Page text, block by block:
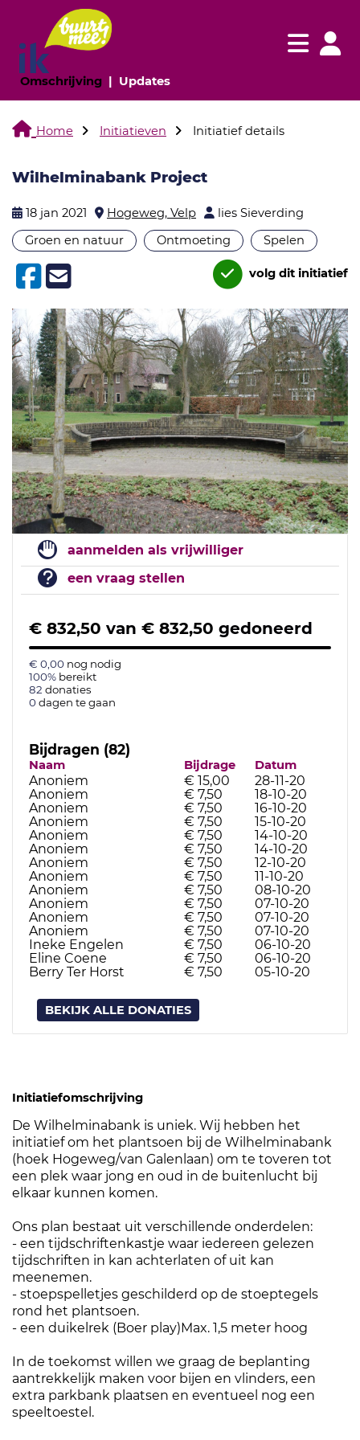
Omschrijving(huidige pagina)
Updates(huidige pagina)
Navigatie
Home Initiatieven Initiatief details
Wilhelminabank Project
18 jan 2021 Hogeweg, Velp
lies Sieverding
Groen en natuur
Ontmoeting Spelen
volg dit initiatief
aanmelden als vrijwilliger
een vraag stellen
€ 832,50 van € 832,50 gedoneerd
€ 0,00 nog nodig
100% bereikt
82 donaties
0dagen te gaan
Bijdragen (82)
Naam Bijdrage Datum
Anoniem € 15,00
28-11-20
Anoniem
€ 7,50
18-10-20
Anoniem
€ 7,50
16-10-20
Anoniem
€ 7,50
15-10-20
Anoniem
€ 7,50
14-10-20
Anoniem
€ 7,50
14-10-20
Anoniem
€ 7,50
12-10-20
Anoniem
€ 7,50
11-10-20
Anoniem
€ 7,50
08-10-20
Anoniem
€ 7,50
07-10-20
Anoniem
€ 7,50
07-10-20
Anoniem
€ 7,50
07-10-20
Ineke Engelen
€ 7,50
06-10-20
Eline Coene
€ 7,50
06-10-20
Berry Ter Horst
€ 7,50 05-10-20
BEKIJK ALLE DONATIES
Initiatiefomschrijving
De Wilhelminabank is uniek. Wij hebben het
initiatief om het plantsoen bij de Wilhelminabank
(hoek Hogeweg/van Galenlaan) om te toveren tot
een plek waar jong en oud in de buitenlucht bij
elkaar kunnen komen.
Ons plan bestaat uit verschillende onderdelen:
- een tijdschriftenkastje waar iedereen gelezen
tijdschriften in kan achterlaten of uit kan
meenemen.
- stoepspelletjes geschilderd op de stoeptegels
rond het plantsoen.
- een duikelrek (Boer play)Max. 1,5 meter hoog
In de toekomst willen we graag de beplanting
aantrekkelijk maken voor bijen en vlinders, een
extra parkbank plaatsen en eventueel nog een
speeltoestel.